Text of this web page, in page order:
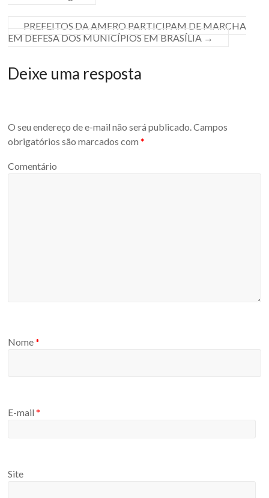
PREFEITOS DA AMFRO PARTICIPAM DE MARCHA
EM DEFESA DOS MUNICÍPIOS EM BRASÍLIA →
Deixe uma resposta
O seu endereço de e-mail não será publicado. Campos
obrigatórios são marcados com*
Comentário
Nome*
E-mail*
Site